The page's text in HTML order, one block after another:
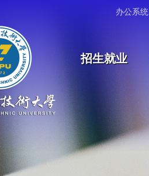
办公系统
招生就业